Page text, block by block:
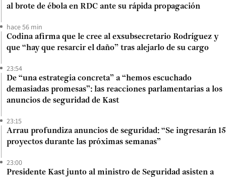
al brote de ébola en RDC ante su rápida propagación
hace 56 min
Codina afirma que le cree al exsubsecretario Rodríguez y
que “hay que resarcir el daño” tras alejarlo de su cargo
23:54
De “una estrategia concreta” a “hemos escuchado
demasiadas promesas”: las reacciones parlamentarias a los
anuncios de seguridad de Kast
23:15
Arrau profundiza anuncios de seguridad: “Se ingresarán 15
proyectos durante las próximas semanas”
23:00
Presidente Kast junto al ministro de Seguridad asisten a